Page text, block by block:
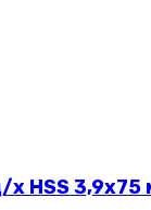
HSS 3,9х75